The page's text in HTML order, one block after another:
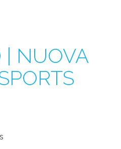
| NUOVA